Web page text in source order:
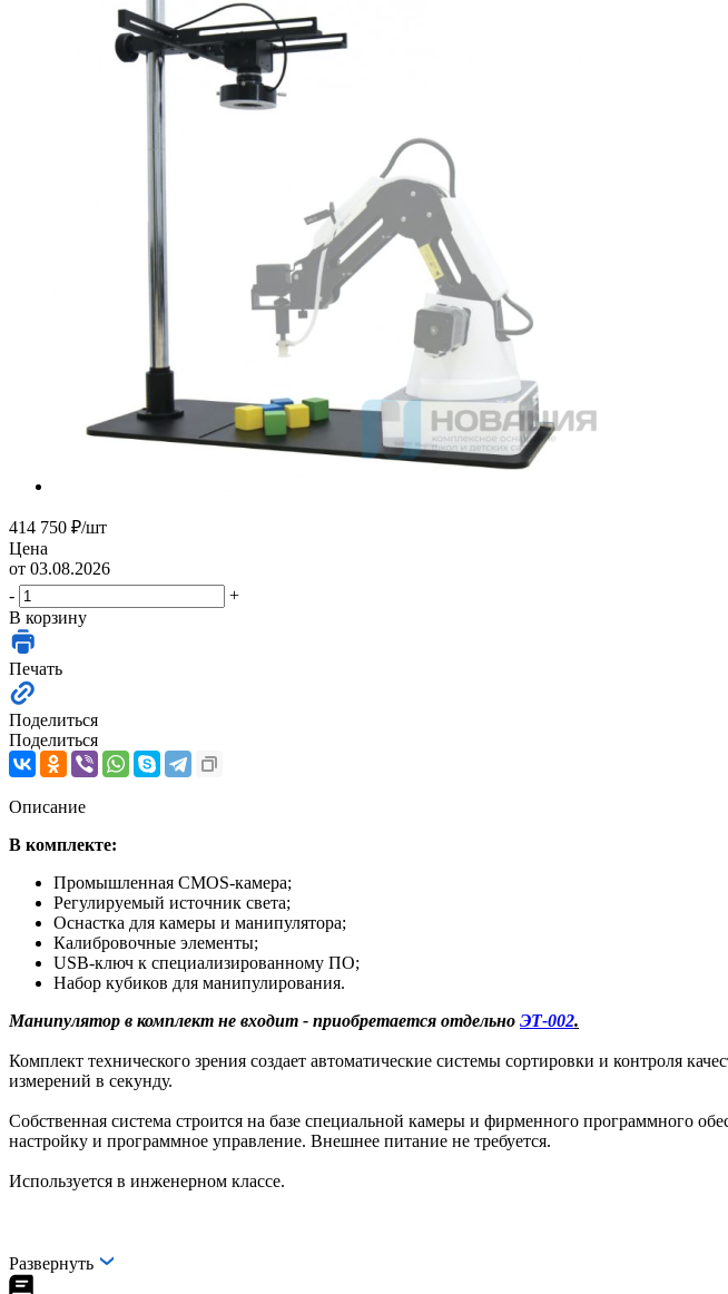
414 750 ₽/шт
Цена
от 03.08.2026
-
+
В корзину
Печать
Поделиться
Поделиться
Описание
В комплекте:
Промышленная CMOS-камера;
Регулируемый источник света;
Оснастка для камеры и манипулятора;
Калибровочные элементы;
USB-ключ к специализированному ПО;
Набор кубиков для манипулирования.
Манипулятор в комплект не входит - приобретается отдельно ЭТ-002.
Комплект технического зрения создает автоматические системы сортировки и контроля
измерений в секунду.
Собственная система строится на базе специальной камеры и фирменного программного
настройку и программное управление. Внешнее питание не требуется.
Используется в инженерном классе.
Развернуть